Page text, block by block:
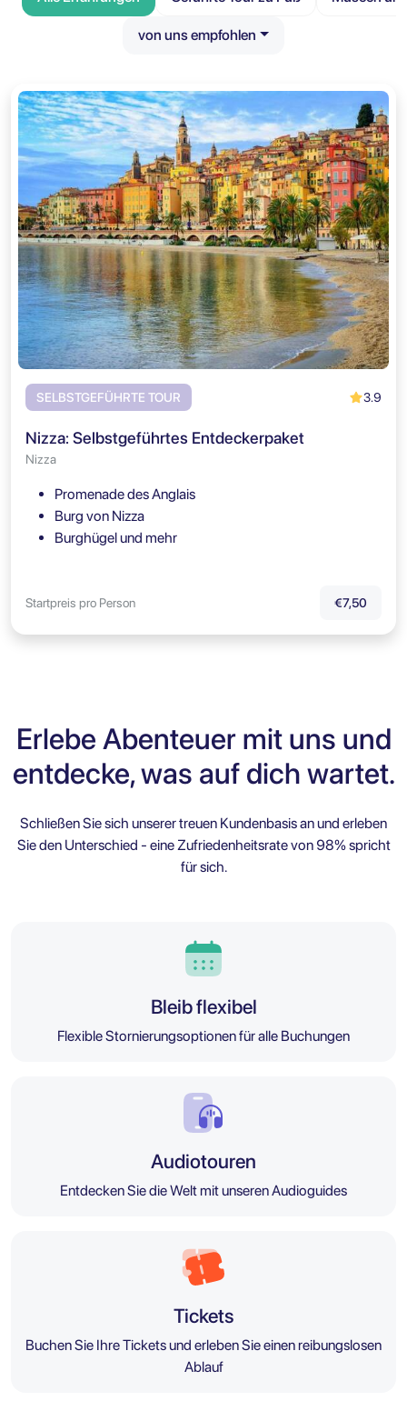
von uns empfohlen
SELBSTGEFÜHRTE TOUR 3.9
Nizza: Selbstgeführtes Entdeckerpaket
Nizza
Promenade des Anglais
Burg von Nizza
Burghügel und mehr
Startpreis pro Person €7,50
Erlebe Abenteuer mit uns und
entdecke, was auf dich wartet.
Schließen Sie sich unserer treuen Kundenbasis an und erleben
Sie den Unterschied - eine Zufriedenheitsrate von 98% spricht
für sich.
Bleib flexibel
Flexible Stornierungsoptionen für alle Buchungen
Audiotouren
Entdecken Sie die Welt mit unseren Audioguides
Tickets
Buchen Sie Ihre Tickets und erleben Sie einen reibungslosen
Ablauf